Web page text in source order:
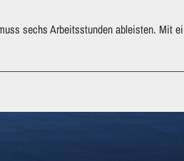
sechs Arbeitsstunden ableisten. Mit